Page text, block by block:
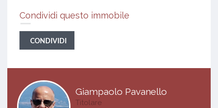
Condividi questo immobile
CONDIVIDI
Giampaolo Pavanello
Titolare